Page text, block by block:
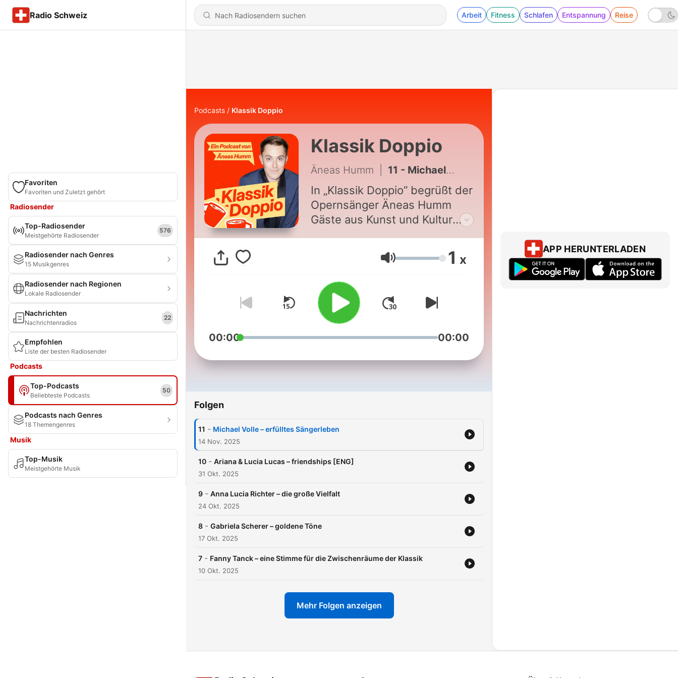
Radio Schweiz Arbeit Fitness Schlafen Entspannung Reise
Favoriten
Favoriten und Zuletzt gehört
Radiosender
Top-Radiosender
Meistgehörte Radiosender
576
Radiosender nach Genres
15 Musikgenres
Radiosender nach Regionen
Lokale Radiosender
Nachrichten
Nachrichtenradios
22
Empfohlen
Liste der besten Radiosender
Podcasts
Top-Podcasts
Beliebteste Podcasts
50
Podcasts nach Genres
18 Themengenres
Musik
Top-Musik
Meistgehörte Musik
Podcasts Klassik Doppio
Klassik Doppio
Äneas Humm 11 - Michael Volle – erfülltes Sängerleben
In „Klassik Doppio” begrüßt der
Opernsänger Äneas Humm
Gäste aus Kunst und Kultur
ehrliche Gespräche über Musik
und Leben – immer begleitet
Prise Humor.
Lautstärke 1 x
00:00 00:00
Folgen
11 - Michael Volle – erfülltes Sängerleben
14 Nov. 2025
10 - Ariana & Lucia Lucas – friendships [ENG]
31 Okt. 2025
9 - Anna Lucia Richter – die große Vielfalt
24 Okt. 2025
8 - Gabriela Scherer – goldene Töne
17 Okt. 2025
7 - Fanny Tanck – eine Stimme für die Zwischenräume der Klassik
10 Okt. 2025
Mehr Folgen anzeigen
APP HERUNTERLADEN